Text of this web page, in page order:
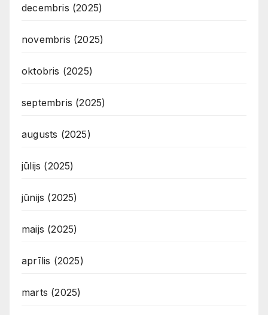
decembris (2025)
novembris (2025)
oktobris (2025)
septembris (2025)
augusts (2025)
jūlijs (2025)
jūnijs (2025)
maijs (2025)
aprīlis (2025)
marts (2025)